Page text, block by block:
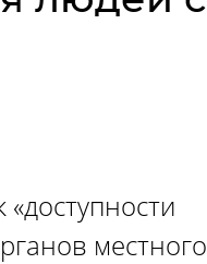
местного